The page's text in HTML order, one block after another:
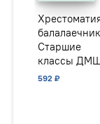
Старшие
классы
музыкальное
592 ₽